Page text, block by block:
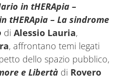
in tHERApia –
tHERApia – La sindrome
di Alessio Lauria,
, affrontano temi legati
dello spazio pubblico,
e Libertàdi Rovero